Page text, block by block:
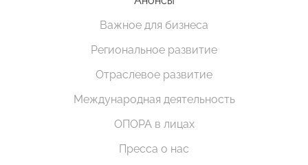
Важное для бизнеса
Региональное развитие
Отраслевое развитие
Международная деятельность
ОПОРА в лицах
Пресса о нас